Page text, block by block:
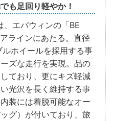
も足回り軽やか！
、エバウィンの「BE
ラインにあたる。直径
ホイールを採用する事
ズな走行を実現。品の
ており、更にキズ軽減
光沢を長く維持する事
装には着脱可能なオー
グ）が付いており、旅